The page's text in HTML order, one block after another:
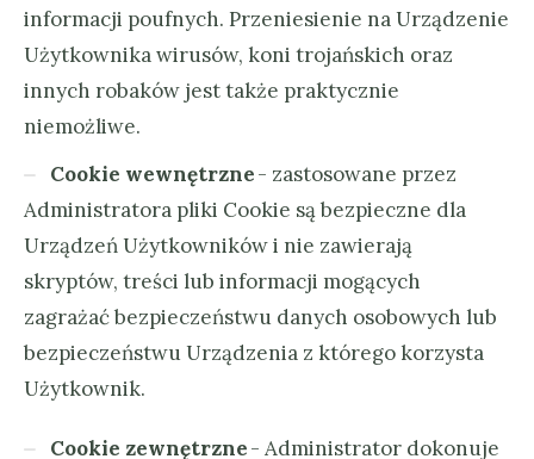
informacji poufnych. Przeniesienie na Urządzenie
Użytkownika wirusów, koni trojańskich oraz
innych robaków jest także praktycznie
niemożliwe.
Cookie wewnętrzne- zastosowane przez
Administratora pliki Cookie są bezpieczne dla
Urządzeń Użytkowników i nie zawierają
skryptów, treści lub informacji mogących
zagrażać bezpieczeństwu danych osobowych lub
bezpieczeństwu Urządzenia z którego korzysta
Użytkownik.
Cookie zewnętrzne- Administrator dokonuje